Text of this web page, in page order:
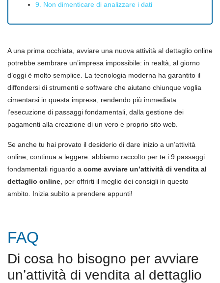
9. Non dimenticare di analizzare i dati
A una prima occhiata, avviare una nuova attività al dettaglio online
potrebbe sembrare un’impresa impossibile: in realtà, al giorno
d’oggi è molto semplice. La tecnologia moderna ha garantito il
diffondersi di strumenti e software che aiutano chiunque voglia
cimentarsi in questa impresa, rendendo più immediata
l’esecuzione di passaggi fondamentali, dalla gestione dei
pagamenti alla creazione di un vero e proprio sito web.
Se anche tu hai provato il desiderio di dare inizio a un’attività
online, continua a leggere: abbiamo raccolto per te i 9 passaggi
fondamentali riguardo a come avviare un’attività di vendita al
dettaglio online , per offrirti il meglio dei consigli in questo
ambito. Inizia subito a prendere appunti!
FAQ
Di cosa ho bisogno per avviare
un’attività di vendita al dettaglio